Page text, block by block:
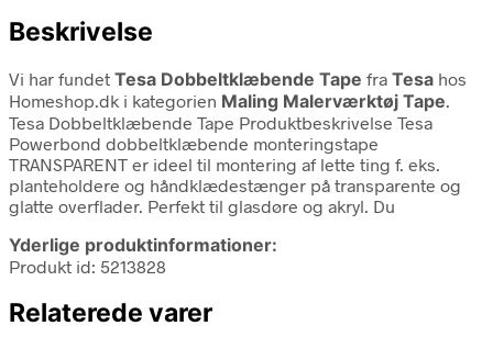
Beskrivelse
Vi har fundet Tesa Dobbeltklæbende Tape fra Tesa hos
Homeshop.dk i kategorien Maling Malerværktøj Tape.
Tesa Dobbeltklæbende Tape Produktbeskrivelse Tesa
Powerbond dobbeltklæbende monteringstape
TRANSPARENT er ideel til montering af lette ting f. eks.
planteholdere og håndklædestænger på transparente og
glatte overflader. Perfekt til glasdøre og akryl. Du
Yderlige produktinformationer:
Produkt id: 5213828
Relaterede varer